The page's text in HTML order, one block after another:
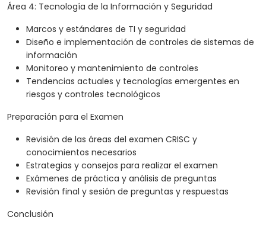
Área 4: Tecnología de la Información y Seguridad
Marcos y estándares de TI y seguridad
Diseño e implementación de controles de sistemas de
información
Monitoreo y mantenimiento de controles
Tendencias actuales y tecnologías emergentes en
riesgos y controles tecnológicos
Preparación para el Examen
Revisión de las áreas del examen CRISC y
conocimientos necesarios
Estrategias y consejos para realizar el examen
Exámenes de práctica y análisis de preguntas
Revisión final y sesión de preguntas y respuestas
Conclusión